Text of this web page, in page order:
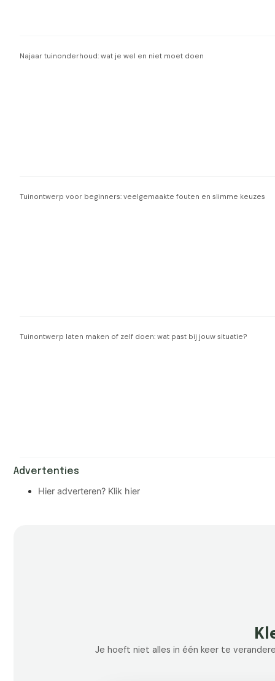
Najaar tuinonderhoud: wat je wel en niet moet doen
Tuinontwerp voor beginners: veelgemaakte fouten en slimme keuzes
Tuinontwerp laten maken of zelf doen: wat past bij jouw situatie?
Advertenties
Hier adverteren? Klik hier
Je hoeft niet alles in één keer te